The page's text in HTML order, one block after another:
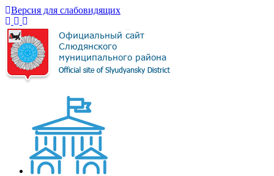
Версия для слабовидящих